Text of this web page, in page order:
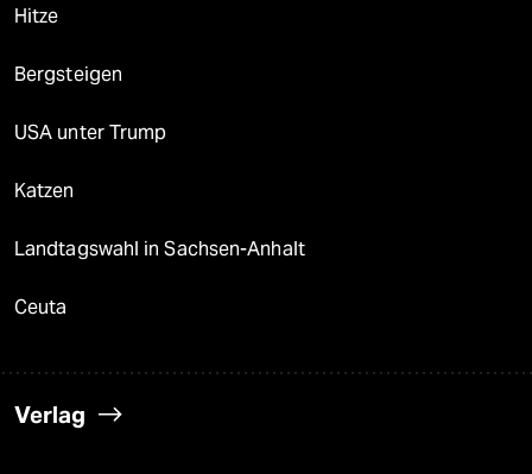
Hitze
Bergsteigen
USA unter Trump
Katzen
Landtagswahl in Sachsen-Anhalt
Ceuta
Verlag